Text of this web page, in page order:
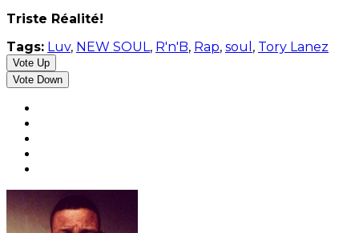
Triste Réalité!
Tags: Luv, NEW SOUL, R'n'B, Rap, soul , Tory Lanez
Vote Up
Vote Down